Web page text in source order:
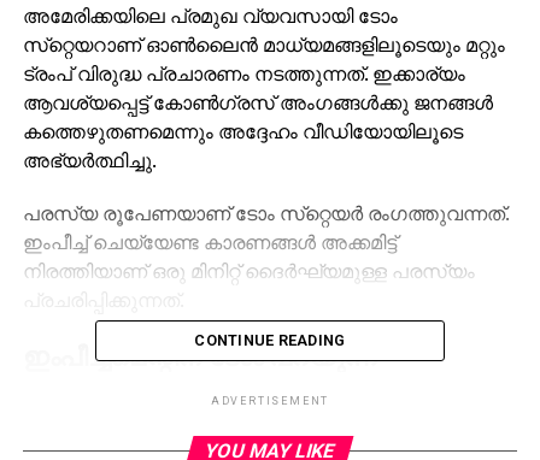
അമേരിക്കയിലെ പ്രമുഖ വ്യവസായി ടോം
സ്‌റ്റെയറാണ് ഓണ്‍ലൈന്‍ മാധ്യമങ്ങളിലൂടെയും മറ്റും
ട്രംപ് വിരുദ്ധ പ്രചാരണം നടത്തുന്നത്. ഇക്കാര്യം
ആവശ്യപ്പെട്ട് കോണ്‍ഗ്രസ് അംഗങ്ങള്‍ക്കു ജനങ്ങള്‍
കത്തെഴുതണമെന്നും അദ്ദേഹം വീഡിയോയിലൂടെ
അഭ്യര്‍ത്ഥിച്ചു.
പരസ്യ രൂപേണയാണ് ടോം സ്‌റ്റെയര്‍ രംഗത്തുവന്നത്.
ഇംപീച്ച് ചെയ്യേണ്ട കാരണങ്ങള്‍ അക്കമിട്ട്
നിരത്തിയാണ് ഒരു മിനിറ്റ് ദൈര്‍ഘ്യമുള്ള പരസ്യം
ഇംപീച്ച്‌മെന്റിന് ടോം പറയുന്ന
അമേരിക്കയെ ആണവ യുദ്ധത്തിന്റെ
CONTINUE READING
ADVERTISEMENT
YOU MAY LIKE